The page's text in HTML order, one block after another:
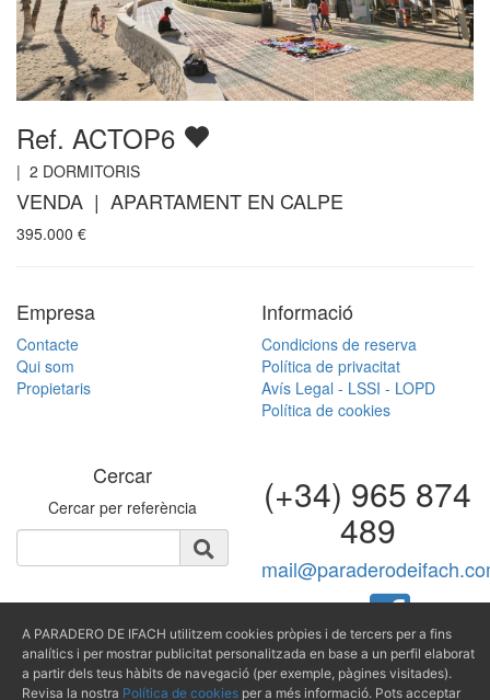
Ref. ACTOP6
| 2 DORMITORIS
VENDA | APARTAMENT EN CALPE
395.000 €
Empresa
Contacte
Qui som
Propietaris
Informació
Condicions de reserva
Política de privacitat
Avís Legal - LSSI - LOPD
Política de cookies
Cercar
Cercar per referència (+34) 965 874
489
Producido por
A PARADERO DE IFACH utilitzem cookies pròpies i de tercers per a fins
analítics i per mostrar publicitat personalitzada en base a un perfil elaborat
a partir dels teus hàbits de navegació (per exemple, pàgines visitades).
Revisa la nostra Política de cookies per a més informació. Pots acceptar